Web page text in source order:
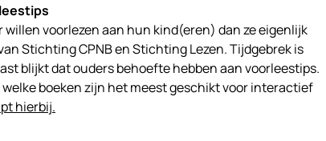
willen voorlezen aan hun kind(eren) dan ze eigenlijk
Stichting CPNB en Stichting Lezen. Tijdgebrek is
blijkt dat ouders behoefte hebben aan voorleestips.
boeken zijn het meest geschikt voor interactief
hierbij.